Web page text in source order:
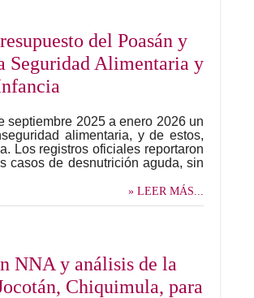
del Poasán y
Seguridad Alimentaria y
septiembre 2025 a enero 2026 un
alimentaria, y de estos,
Los registros oficiales reportaron
casos de desnutrición aguda, sin
» LEER MÁS...
NNA y análisis de la
Chiquimula, para